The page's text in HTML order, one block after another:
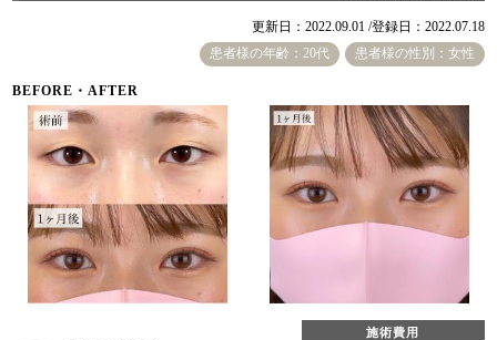
患者様の年齢：20代 患者様の性別：女性
更新日：2022.09.01 /登録日：2022.07.18
BEFORE・AFTER
施術費用